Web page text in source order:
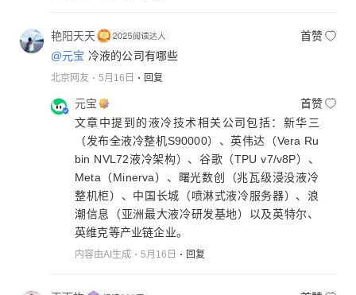
艳阳天天
首赞
@元宝 冷液的公司有哪些
北京网友 5月16日 回复
元宝
首赞
文章中提到的液冷技术相关公司包括：新华三
（发布全液冷整机S90000）、英伟达（Vera Ru
bin NVL72液冷架构）、谷歌（TPU v7/v8P）、
Meta（Minerva）、曙光数创（兆瓦级浸没液冷
整机柜）、中国长城（喷淋式液冷服务器）、浪
潮信息（亚洲最大液冷研发基地）以及英特尔、
英维克等产业链企业。
内容由AI生成 5月16日 回复